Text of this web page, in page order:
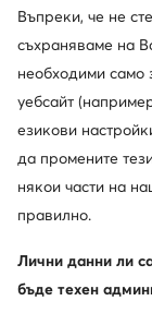
Въпреки, че не
съхраняваме на
необходими само
уебсайт
езикови
да промените
някои части на
правилно.
Лични данни ли
бъде техен